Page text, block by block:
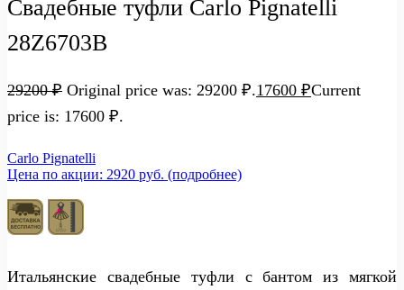
Свадебные туфли Carlo Pignatelli
28Z6703B
29200₽ Original price was: 29200 ₽.17600 ₽Current
price is: 17600 ₽.
Carlo Pignatelli
Цена по акции: 2920 руб. (подробнее)
Итальянские свадебные туфли с бантом из мягкой